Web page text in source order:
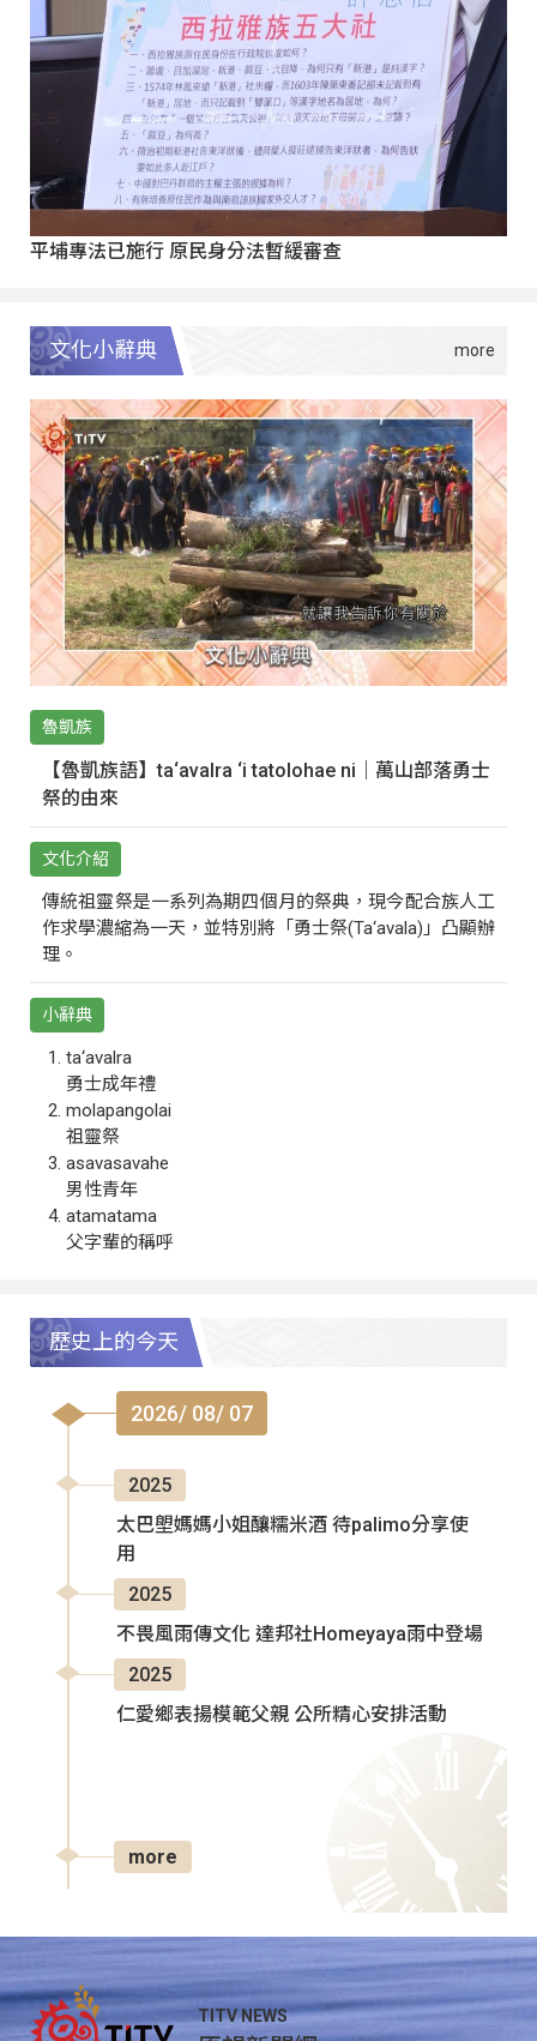
平埔專法已施行 原民身分法暫緩審查
文化小辭典
魯凱族
【魯凱族語】ta‘avalra ‘i tatolohae ni｜萬山部落勇士
祭的由來
文化介紹
傳統祖靈祭是一系列為期四個月的祭典，現今配合族人工
作求學濃縮為一天，並特別將「勇士祭(Ta‘avala)」凸顯辦
理。
小辭典
ta‘avalra
勇士成年禮
molapangolai
祖靈祭
asavasavahe
男性青年
atamatama
父字輩的稱呼
歷史上的今天
2026/ 08/ 07
2025
太巴塱媽媽小姐釀糯米酒 待palimo分享使
用
2025
不畏風雨傳文化 達邦社Homeyaya雨中登場
2025
仁愛鄉表揚模範父親 公所精心安排活動
more
TITV NEWS